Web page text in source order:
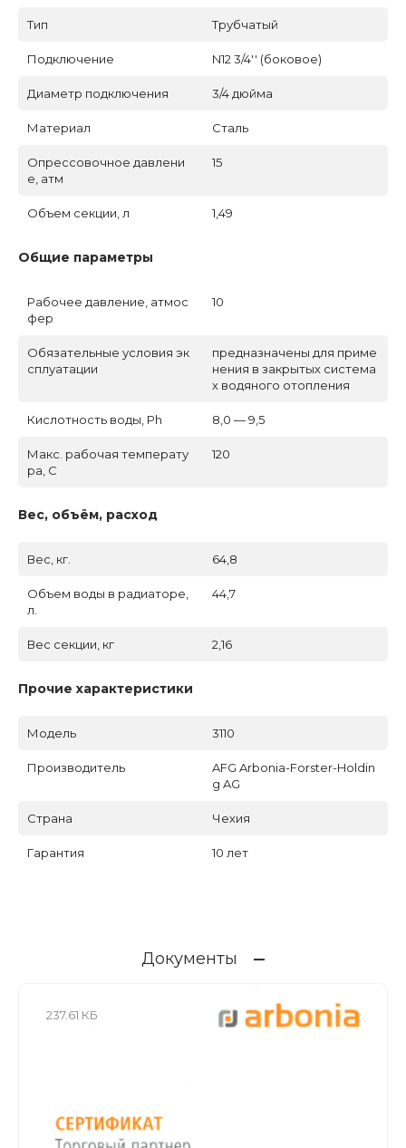
Тип Трубчатый
Подключение N12 3/4'' (боковое)
Диаметр подключения 3/4 дюйма
Материал Сталь
Опрессовочное давлени
е, атм
15
Объем секции, л 1,49
Общие параметры
Рабочее давление, атмос
фер
10
Обязательные условия эк
сплуатации
предназначены для приме
нения в закрытых система
х водяного отопления
Кислотность воды, Ph 8,0 — 9,5
Макс. рабочая температу
ра, C
120
Вес, объём, расход
Вес, кг. 64,8
Объем воды в радиаторе,
л.
44,7
Вес секции, кг 2,16
Прочие характеристики
Модель 3110
Производитель
AFG Arbonia-Forster-Holdin
g AG
Страна Чехия
Гарантия 10 лет
Документы
237.61 КБ